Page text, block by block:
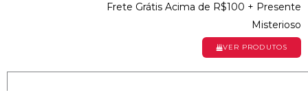
Frete Grátis Acima de R$100 + Presente
Misterioso
VER PRODUTOS